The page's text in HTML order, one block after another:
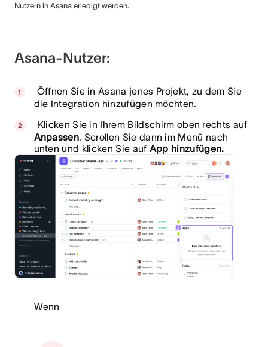
Nutzern in Asana erledigt werden.
Asana-Nutzer:
Öffnen Sie in Asana jenes Projekt, zu dem Sie
die Integration hinzufügen möchten.
Klicken Sie in Ihrem Bildschirm oben rechts auf
Anpassen. Scrollen Sie dann im Menü nach
unten und klicken Sie auf App hinzufügen.
Wenn